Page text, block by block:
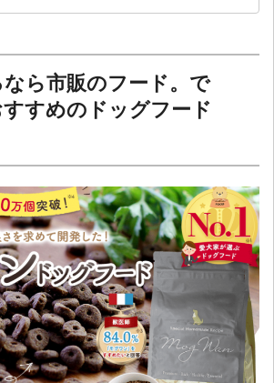
ら市販のフード。で
すめのドッグフード